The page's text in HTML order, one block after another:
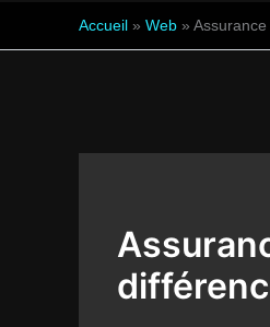
Accueil » Web »